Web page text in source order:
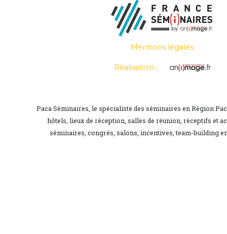
Mentions légales
Réalisation :
Paca Séminaires, le spécialiste des séminaires en Région
hôtels, lieux de réception, salles de réunion, réceptifs et
séminaires, congrès, salons, incentives, team-building